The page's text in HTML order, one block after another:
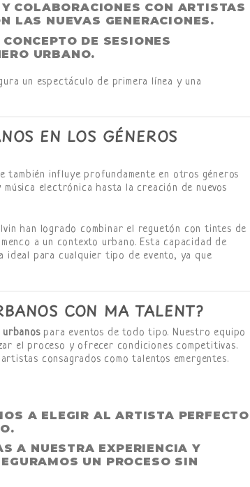
COLABORACIONES CON ARTISTAS
LAS NUEVAS GENERACIONES.
DE SESIONES
URBANO.
un espectáculo de primera línea y una
EN LOS GÉNEROS
también influye profundamente en otros géneros
electrónica hasta la creación de nuevos
han logrado combinar el reguetón con tintes de
a un contexto urbano. Esta capacidad de
ideal para cualquier tipo de evento, ya que
CON MA TALENT?
para eventos de todo tipo. Nuestro equipo
el proceso y ofrecer condiciones competitivas.
consagrados como talentos emergentes.
A ELEGIR AL ARTISTA PERFECTO
A NUESTRA EXPERIENCIA Y
UN PROCESO SIN